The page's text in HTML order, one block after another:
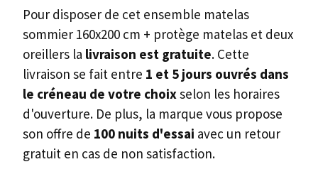
Pour disposer de cet ensemble matelas
sommier 160x200 cm + protège matelas et deux
oreillers la livraison est gratuite. Cette
livraison se fait entre 1 et 5 jours ouvrés dans
le créneau de votre choixselon les horaires
d'ouverture. De plus, la marque vous propose
son offre de 100 nuits d'essai avec un retour
gratuit en cas de non satisfaction.